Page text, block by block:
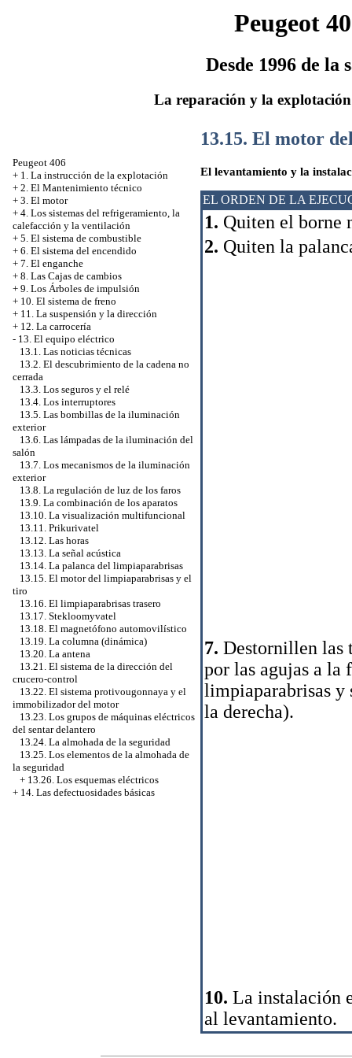
Peugeot
Desde 1996 de la
La reparación y la
Peugeot 406
+ 1. La instrucción de la explotación
+ 2. El Mantenimiento técnico
+ 3. El motor
+ 4. Los sistemas del refrigeramiento, la
calefacción y la ventilación
+ 5. El sistema de combustible
+ 6. El sistema del encendido
+ 7. El enganche
+ 8. Las Cajas de cambios
+ 9. Los Árboles de impulsión
+ 10. El sistema de freno
+ 11. La suspensión y la dirección
+ 12. La carrocería
- 13. El equipo eléctrico
13.1. Las noticias técnicas
13.2. El descubrimiento de la cadena no
cerrada
13.3. Los seguros y el relé
13.4. Los interruptores
13.5. Las bombillas de la iluminación
exterior
13.6. Las lámpadas de la iluminación del
salón
13.7. Los mecanismos de la iluminación
exterior
13.8. La regulación de luz de los faros
13.9. La combinación de los aparatos
13.10. La visualización multifuncional
13.11. Prikurivatel
13.12. Las horas
13.13. La señal acústica
13.14. La palanca del limpiaparabrisas
13.15. El motor del limpiaparabrisas y el
tiro
13.16. El limpiaparabrisas trasero
13.17. Stekloomyvatel
13.18. El magnetófono automovilístico
13.19. La columna (dinámica)
13.20. La antena
13.21. El sistema de la dirección del
crucero-control
13.22. El sistema protivougonnaya y el
immobilizador del motor
13.23. Los grupos de máquinas eléctricos
del sentar delantero
13.24. La almohada de la seguridad
13.25. Los elementos de la almohada de
la seguridad
+ 13.26. Los esquemas eléctricos
+ 14. Las defectuosidades básicas
13.15. El motor
El levantamiento y la
EL ORDEN DE LA
1. Quiten el borne
2. Quiten la
7. Destornillen las
por las agujas a la
limpiaparabrisas y
la derecha).
10. La instalación
al levantamiento.